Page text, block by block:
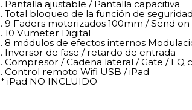
. Pantalla ajustable / Pantalla capacitiva
. Total bloqueo de la función de seguridad
. 9 Faders motorizados 100mm / Send
. 10 Vumeter Digital
. 8 módulos de efectos internos
. Inversor de fase / retardo de entrada
. Compresor / Cadena lateral / Gate /
. Control remoto Wifi USB / iPad
* iPad NO INCLUIDO